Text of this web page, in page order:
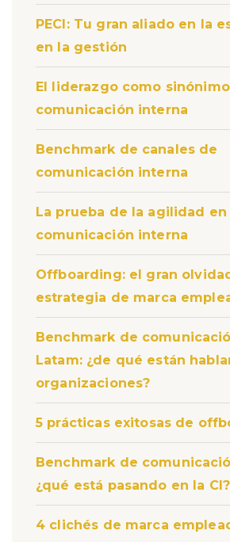
PECI: Tu gran aliado en la
en la gestión
El liderazgo como
comunicación interna
Benchmark de canales de
comunicación interna
La prueba de la agilidad en
comunicación interna
Offboarding: el gran
estrategia de marca
Benchmark de
Latam: ¿de qué están
organizaciones?
5 prácticas exitosas de
Benchmark de
¿qué está pasando en la CI?
4 clichés de marca